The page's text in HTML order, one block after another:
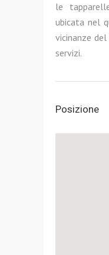
le
ubicata nel
vicinanze
servizi.
Posizione